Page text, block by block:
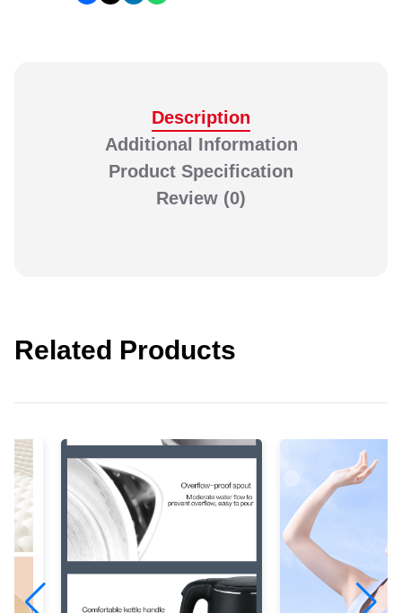
Description
Additional Information
Product Specification
Review (0)
Related Products